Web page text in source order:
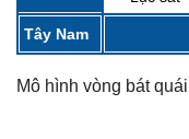
Tây Nam
Mô hình vòng bát quái